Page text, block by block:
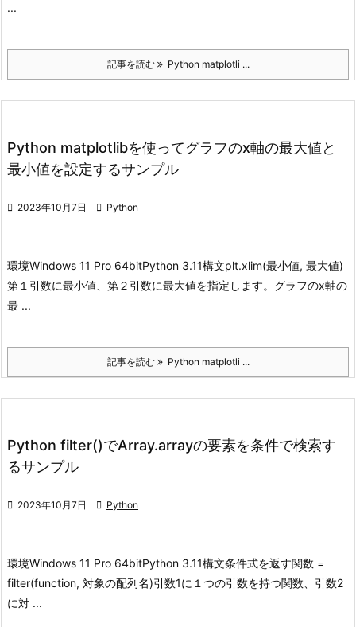
...
記事を読む Python matplotli ...
Python matplotlibを使ってグラフのx軸の最大値と
最小値を設定するサンプル
 2023年10月7日  Python
環境Windows 11 Pro 64bitPython 3.11構文plt.xlim(最小値, 最大値)
第１引数に最小値、第２引数に最大値を指定します。 グラフのx軸の
最 ...
記事を読む Python matplotli ...
Python filter()でArray.arrayの要素を条件で検索す
るサンプル
 2023年10月7日  Python
環境Windows 11 Pro 64bitPython 3.11構文条件式を返す関数 =
filter(function, 対象の配列名)引数1に１つの引数を持つ関数、引数2
に対 ...